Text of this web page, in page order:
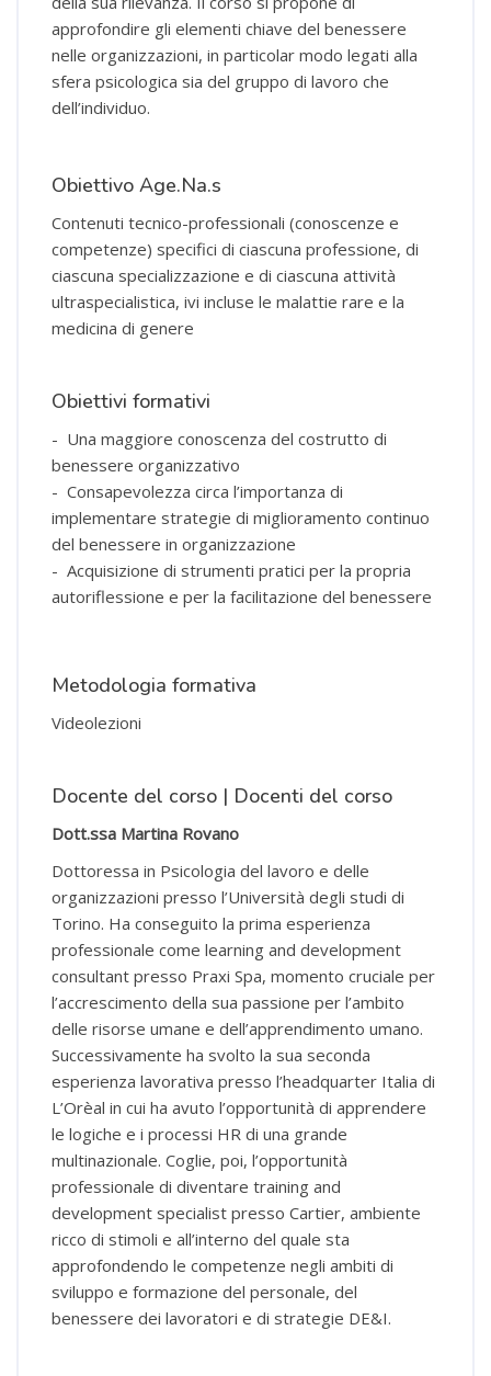
approfondire gli elementi chiave del benessere
nelle organizzazioni, in particolar modo legati alla
sfera psicologica sia del gruppo di lavoro che
dell’individuo.
Obiettivo Age.Na.s
Contenuti tecnico-professionali (conoscenze e
competenze) specifici di ciascuna professione, di
ciascuna specializzazione e di ciascuna attività
ultraspecialistica, ivi incluse le malattie rare e la
medicina di genere
Obiettivi formativi
- Una maggiore conoscenza del costrutto di
benessere organizzativo
- Consapevolezza circa l’importanza di
implementare strategie di miglioramento continuo
del benessere in organizzazione
- Acquisizione di strumenti pratici per la propria
autoriflessione e per la facilitazione del benessere
Metodologia formativa
Videolezioni
Docente del corso | Docenti del corso
Dott.ssa Martina Rovano
Dottoressa in Psicologia del lavoro e delle
organizzazioni presso l’Università degli studi di
Torino. Ha conseguito la prima esperienza
professionale come learning and development
consultant presso Praxi Spa, momento cruciale per
l’accrescimento della sua passione per l’ambito
delle risorse umane e dell’apprendimento umano.
Successivamente ha svolto la sua seconda
esperienza lavorativa presso l’headquarter Italia di
L’Orèal in cui ha avuto l’opportunità di apprendere
le logiche e i processi HR di una grande
multinazionale. Coglie, poi, l’opportunità
professionale di diventare training and
development specialist presso Cartier, ambiente
ricco di stimoli e all’interno del quale sta
approfondendo le competenze negli ambiti di
sviluppo e formazione del personale, del
benessere dei lavoratori e di strategie DE&I.